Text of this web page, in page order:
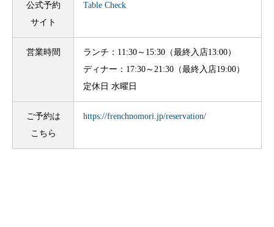
公式予約
サイト
Table Check
営業時間
ランチ：11:30～15:30（最終入店13:00）
ディナー：17:30～21:30（最終入店19:00）
定休日 水曜日
ご予約は
こちら
https://frenchnomori.jp/reservation/